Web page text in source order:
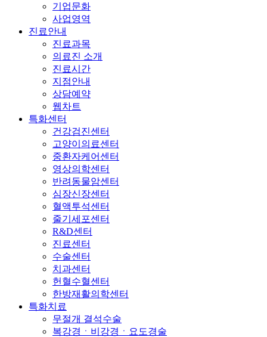
기업문화
사업영역
진료안내
진료과목
의료진 소개
진료시간
지점안내
상담예약
웹차트
특화센터
건강검진센터
고양이의료센터
중환자케어센터
영상의학센터
반려동물암센터
심장신장센터
혈액투석센터
줄기세포센터
R&D센터
진료센터
수술센터
치과센터
헌혈수혈센터
한방재활의학센터
특화치료
무절개 결석수술
복강경ㆍ비강경ㆍ요도경술